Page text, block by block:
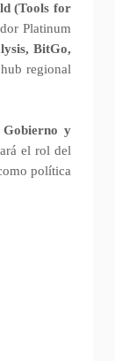
(Tools for
Platinum
BitGo,
regional
y
el rol del
política